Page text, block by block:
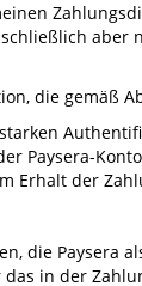
die gemäß
Paysera-
Erhalt der
die
in der